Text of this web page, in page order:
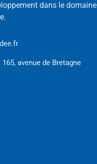
dans le domaine
avenue de Bretagne